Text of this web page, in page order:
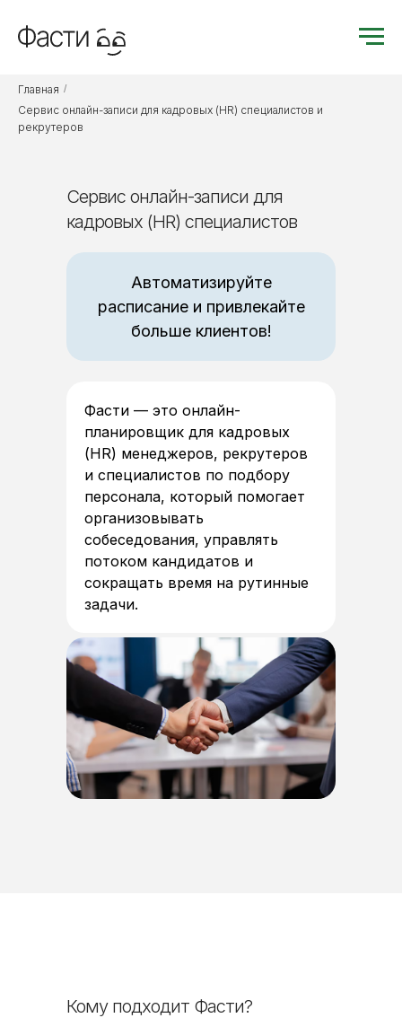
Главная /
Сервис онлайн-записи для кадровых (HR) специалистов и
рекрутеров
Сервис онлайн-записи для
кадровых (HR) специалистов
Фасти — это онлайн-
планировщик для кадровых
(HR) менеджеров, рекрутеров
и специалистов по подбору
персонала, который помогает
организовывать
собеседования, управлять
потоком кандидатов и
сокращать время на рутинные
задачи.
Автоматизируйте
расписание и привлекайте
больше клиентов!
Кому подходит Фасти?